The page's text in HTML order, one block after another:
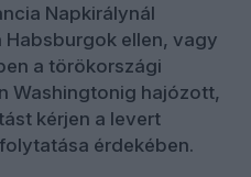
Napkirálynál
ellen, vagy
a törökországi
Washingtonig hajózott,
kérjen a levert
érdekében.